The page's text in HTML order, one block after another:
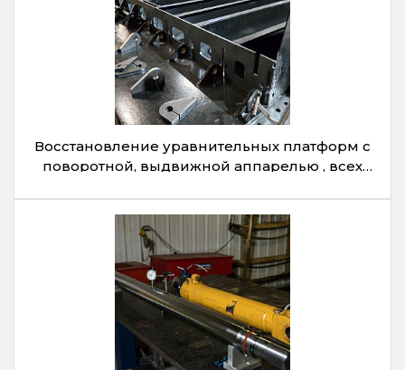
Восстановление уравнительных платформ с
поворотной, выдвижной аппарелью , всех